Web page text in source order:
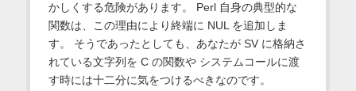
かしくする危険があります。 Perl 自身の典型的な
関数は、この理由により終端に NUL を追加しま
す。 そうであったとしても、あなたが SV に格納さ
れている文字列を C の関数や システムコールに渡
す時には十二分に気をつけるべきなのです。